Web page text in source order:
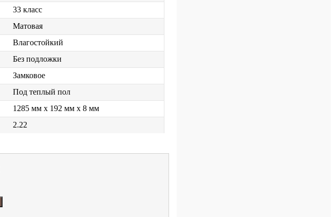
33 класс
Матовая
Влагостойкий
Без подложки
Замковое
Под теплый пол
1285 мм x 192 мм x 8 мм
2.22